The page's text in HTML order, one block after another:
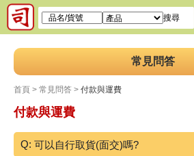
搜尋
常見問答
首頁 常見問答 付款與運費
付款與運費
可以自行取貨(面交)嗎?